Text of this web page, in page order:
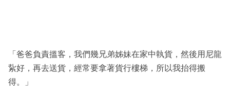
「爸爸負責搵客，我們幾兄弟姊妹在家中執貨，然後用尼龍
紥好，再去送貨，經常要拿著貨行樓梯，所以我抬得搬
得。」